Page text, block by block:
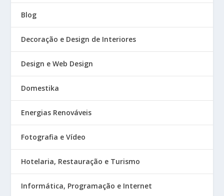
Blog
Decoração e Design de Interiores
Design e Web Design
Domestika
Energias Renováveis
Fotografia e Vídeo
Hotelaria, Restauração e Turismo
Informática, Programação e Internet